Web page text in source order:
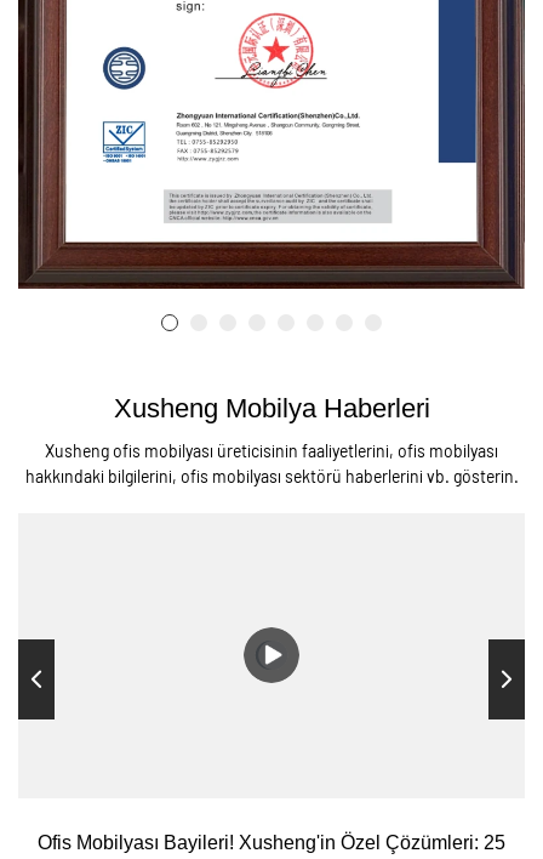
Xusheng MobilyaHaberleri
Xusheng ofis mobilyası üreticisinin faaliyetlerini, ofis mobilyası
hakkındaki bilgilerini, ofis mobilyası sektörü haberlerini vb. gösterin.
Ofis Mobilyası Bayileri! Xusheng'in Özel Çözümleri: 25